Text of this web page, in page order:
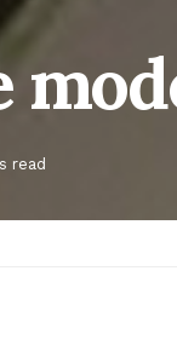
read